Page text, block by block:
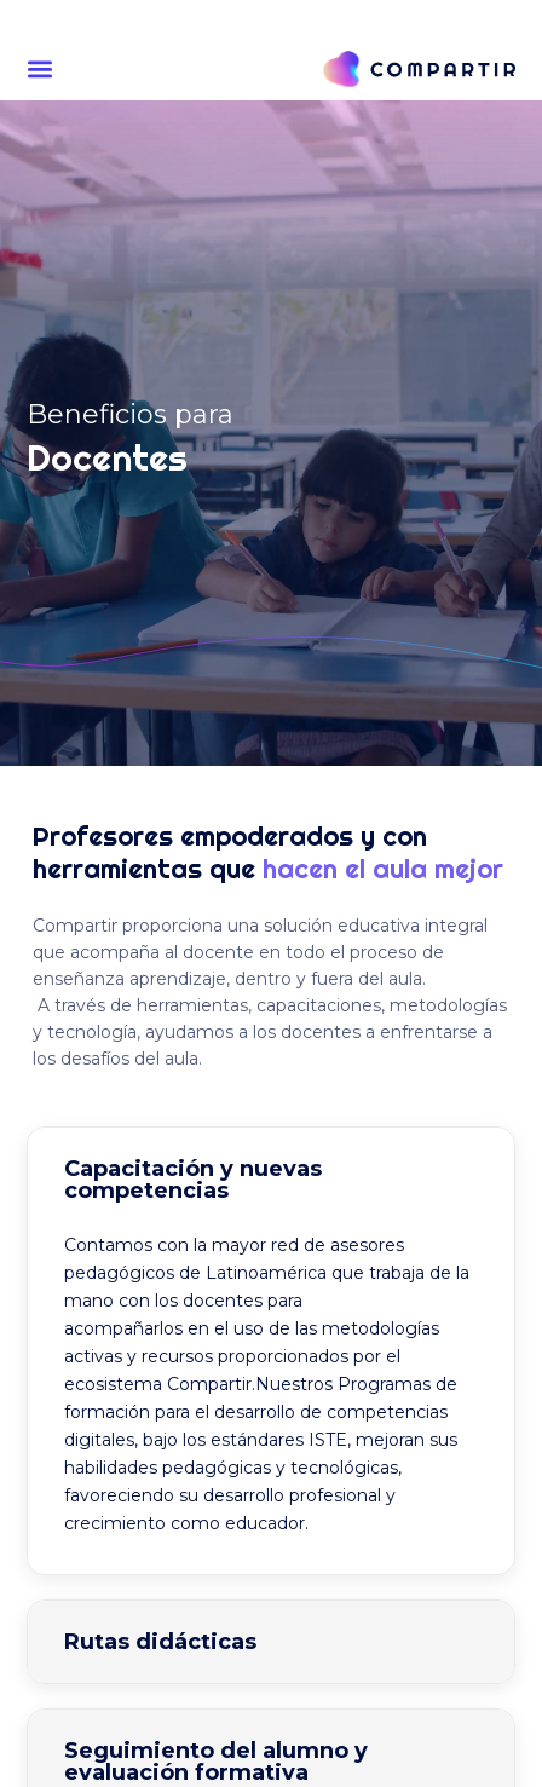
Beneficios para
Docentes
Profesores empoderados y con
herramientas que hacen el aula mejor
Compartir proporciona una solución educativa integral
que acompaña al docente en todo el proceso de
enseñanza aprendizaje, dentro y fuera del aula.
A través de herramientas, capacitaciones, metodologías
y tecnología, ayudamos a los docentes a enfrentarse a
los desafíos del aula.
Capacitación y nuevas
competencias
Contamos con la mayor red de asesores
pedagógicos de Latinoamérica que trabaja de la
mano con los docentes para
acompañarlos en el uso de las metodologías
activas y recursos proporcionados por el
ecosistema Compartir.Nuestros Programas de
formación para el desarrollo de competencias
digitales, bajo los estándares ISTE, mejoran sus
habilidades pedagógicas y tecnológicas,
favoreciendo su desarrollo profesional y
crecimiento como educador.
Rutas didácticas
Seguimiento del alumno y
evaluación formativa